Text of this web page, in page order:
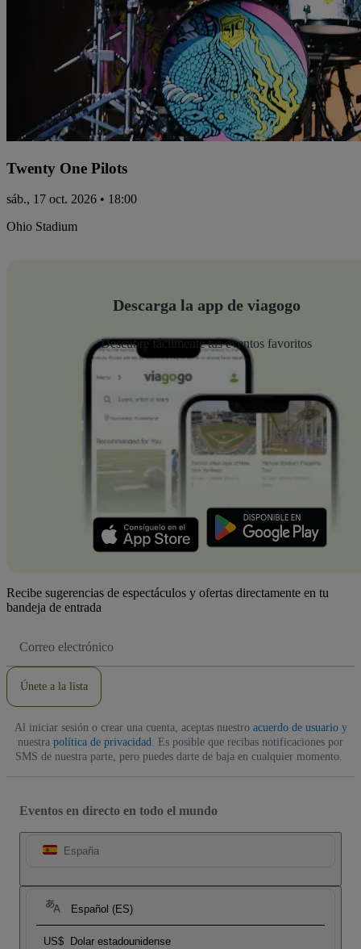
Twenty One Pilots
sáb., 17 oct. 2026 • 18:00
Ohio Stadium
Descarga la app de viagogo
Descubre fácilmente tus eventos favoritos
Recibe sugerencias de espectáculos y ofertas directamente en tu
bandeja de entrada
de
Únete a la lista
Al iniciar sesión o crear una cuenta, aceptas nuestro acuerdo de usuarioy
nuestra política de privacidad. Es posible que recibas notificaciones por
SMS de nuestra parte, pero puedes darte de baja en cualquier momento.
Eventos en directo en todo el mundo
España
Español (ES)
US$ Dolar estadounidense